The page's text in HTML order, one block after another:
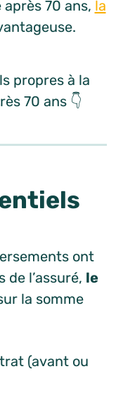
70 ans, la
propres à la
70 ans 👇
ont
l’assuré, le
la somme
(avant ou